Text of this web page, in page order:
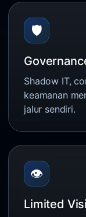
🛡️
Shadow IT,
keamanan
jalur sendiri.
👁️
Limited